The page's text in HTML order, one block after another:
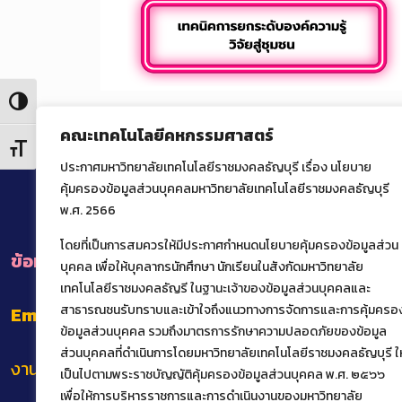
คณะเทคโนโลยีคหกรรมศาสตร์
ประกาศมหาวิทยาลัยเทคโนโลยีราชมงคลธัญบุรี เรื่อง นโยบาย
คุ้มครองข้อมูลส่วนบุคคลมหาวิทยาลัยเทคโนโลยีราชมงคลธัญบุรี
พ.ศ. 2566
โดยที่เป็นการสมควรให้มีประกาศกำหนดนโยบายคุ้มครองข้อมูลส่วน
บุคคล เพื่อให้บุคลากรนักศึกษา นักเรียนในสังกัดมหาวิทยาลัย
เทคโนโลยีราชมงคลธัญรี ในฐานะเจ้าของข้อมูลส่วนบุคคลและ
สาธารณชนรับทราบและเข้าใจถึงแนวทางการจัดการและการคุ้มครอ
ข้อมูลส่วนบุคคล รวมถึงมาตรการรักษาความปลอดภัยของข้อมูล
ส่วนบุคคลที่ดำเนินการโดยมหาวิทยาลัยเทคโนโลยีราชมงคลธัญบุรี
เป็นไปตามพระราชบัญญัติคุ้มครองข้อมูลส่วนบุคคล พ.ศ. ๒๕๖๖
เพื่อให้การบริหารราชการและการดำเนินงานของมหาวิทยาลัย
Toggle High Contrast
Toggle Font size
รายละเอียดเพิ่มเติม
ข้อมูลการติดต่อหน่วยงานภายในคณะ
Email : het@rmutt.ac.th
งานทะเบียนและบริการนักศึกษาแบบเบ็ดเสร็จ